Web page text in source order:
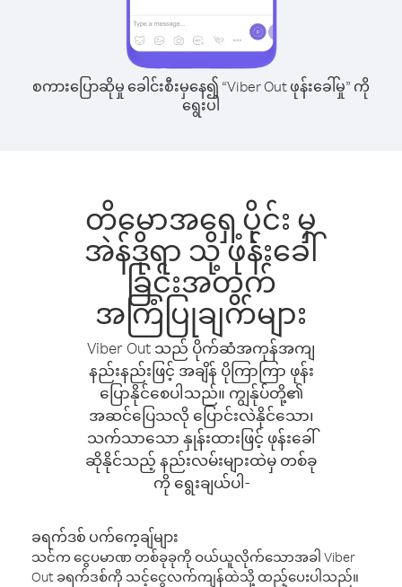
စကားပြောဆိုမှု ခေါင်းစီးမှနေ၍ “Viber Out ဖုန်းခေါ်မှု” ကို
ရွေးပါ
တိမောအရှေ့ပိုင်း မှ
အဲန်ဒိုရာ သို့ ဖုန်းခေါ်
ခြင်းအတွက်
အကြံပြုချက်များ
Viber Out သည် ပိုက်ဆံအကုန်အကျ
နည်းနည်းဖြင့် အချိန် ပိုကြာကြာ ဖုန်း
ပြောနိုင်စေပါသည်။ ကျွန်ုပ်တို့၏
အဆင်ပြေသလို ပြောင်းလဲနိုင်သော၊
သက်သာသော နှုန်းထားဖြင့် ဖုန်းခေါ်
ဆိုနိုင်သည့် နည်းလမ်းများထဲမှ တစ်ခု
ကို ရွေးချယ်ပါ-
ခရက်ဒစ် ပက်ကေ့ချ်များ
သင်က ငွေပမာဏ တစ်ခုခုကို ဝယ်ယူလိုက်သောအခါ Viber
Out ခရက်ဒစ်ကို သင့်ငွေလက်ကျန်ထဲသို့ ထည့်ပေးပါသည်။